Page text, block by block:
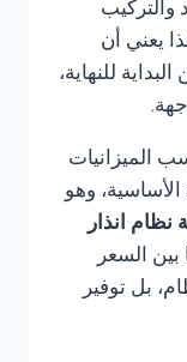
والتركيب
يعني أن
للنهاية،
الميزانيات
الأساسية، وهو
نظام انذار
بين السعر
بل توفير